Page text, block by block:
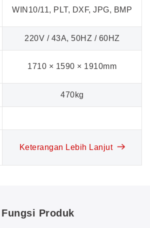
WIN10/11, PLT, DXF, JPG, BMP
220V / 43A, 50HZ / 60HZ
1710 × 1590 × 1910mm
470kg
Keterangan Lebih Lanjut
Fungsi Produk